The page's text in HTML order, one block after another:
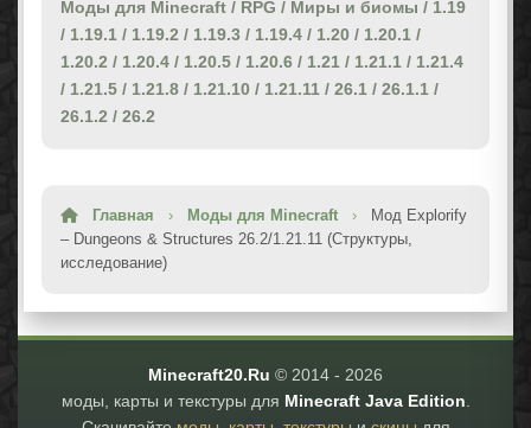
Моды для Minecraft / RPG / Миры и биомы / 1.19
/ 1.19.1 / 1.19.2 / 1.19.3 / 1.19.4 / 1.20 / 1.20.1 /
1.20.2 / 1.20.4 / 1.20.5 / 1.20.6 / 1.21 / 1.21.1 / 1.21.4
/ 1.21.5 / 1.21.8 / 1.21.10 / 1.21.11 / 26.1 / 26.1.1 /
26.1.2 / 26.2
Главная › Моды для Minecraft ›
Мод Explorify
– Dungeons & Structures 26.2/1.21.11 (Структуры,
исследование)
Minecraft20.Ru © 2014 - 2026
моды, карты и текстуры для Minecraft Java Edition